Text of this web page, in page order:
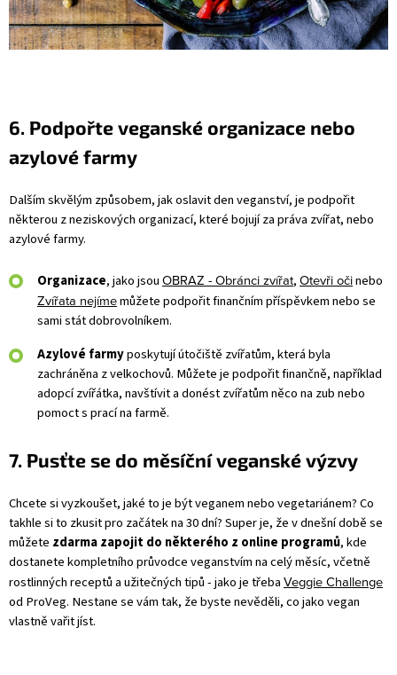
6. Podpořte veganské organizace nebo
azylové farmy
Dalším skvělým způsobem, jak oslavit den veganství, je podpořit
některou z neziskových organizací, které bojují za práva zvířat, nebo
azylové farmy.
Organizace, jako jsouOBRAZ - Obránci zvířat,Otevři očinebo
Zvířata nejímemůžete podpořit finančním příspěvkem nebo se
sami stát dobrovolníkem.
Azylové farmyposkytují útočiště zvířatům, která byla
zachráněna z velkochovů. Můžete je podpořit finančně, například
adopcí zvířátka, navštívit a donést zvířatům něco na zub nebo
pomoct s prací na farmě.
7. Pusťte se do měsíční veganské výzvy
Chcete si vyzkoušet, jaké to je být veganem nebo vegetariánem? Co
takhle si to zkusit pro začátek na 30 dní? Super je, že v dnešní době se
můžete zdarma zapojit do některého z online programů, kde
dostanete kompletního průvodce veganstvím na celý měsíc, včetně
rostlinných receptů a užitečných tipů - jako je třebaVeggie Challenge
od ProVeg. Nestane se vám tak, že byste nevěděli, co jako vegan
vlastně vařit jíst.